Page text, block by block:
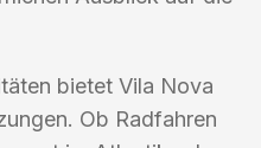
bietet Vila Nova
Ob Radfahren